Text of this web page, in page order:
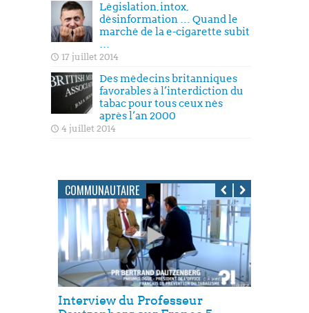
Législation, intox,
désinformation … Quand le
marché de la e-cigarette subit
…
17 juillet 2014
Des médecins britanniques
favorables à l’interdiction du
tabac pour tous ceux nés
après l’an 2000
4 juillet 2014
COMMUNAUTAIRE
Interview du Professeur